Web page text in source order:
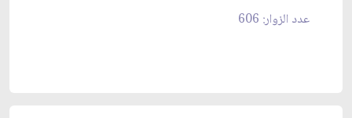
عدد الزوار: 606